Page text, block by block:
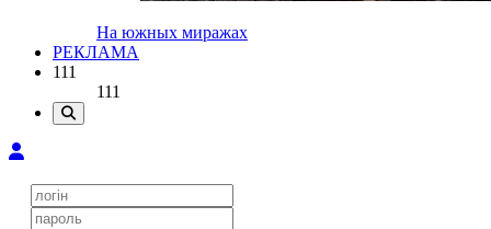
На южных миражах
РЕКЛАМА
111
111